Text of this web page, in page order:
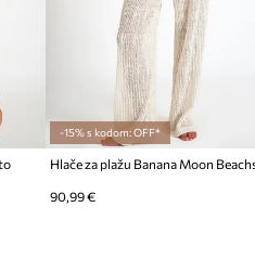
-15% s kodom: OFF*
Hlače za plažu Banana Moon
90,99 €